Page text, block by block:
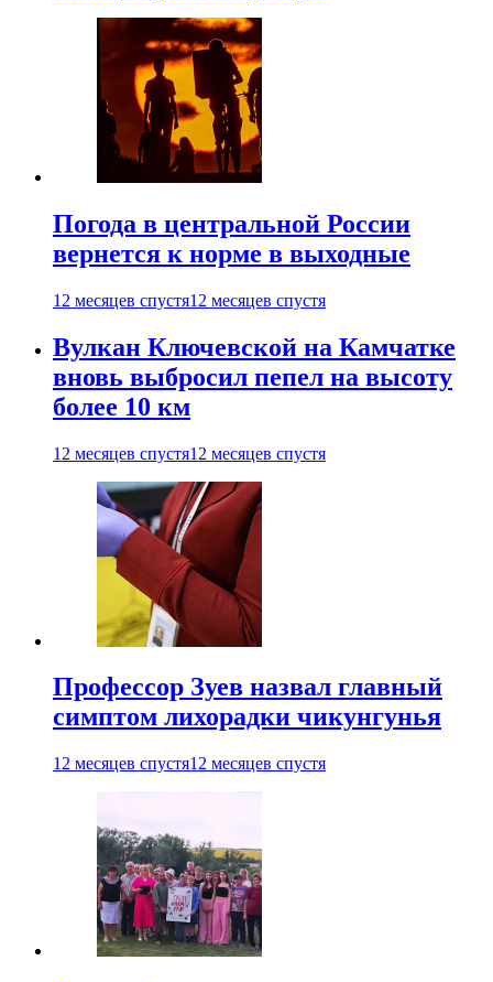
Погода в центральной России
вернется к норме в выходные
12 месяцев спустя12 месяцев спустя
Вулкан Ключевской на Камчатке
вновь выбросил пепел на высоту
более 10 км
12 месяцев спустя12 месяцев спустя
Профессор Зуев назвал главный
симптом лихорадки чикунгунья
12 месяцев спустя12 месяцев спустя